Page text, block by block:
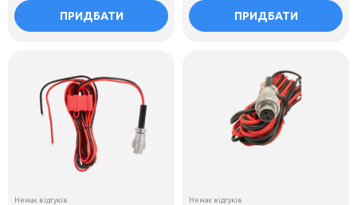
ПРИДБАТИ ПРИДБАТИ
Немає відгуків Немає відгуків